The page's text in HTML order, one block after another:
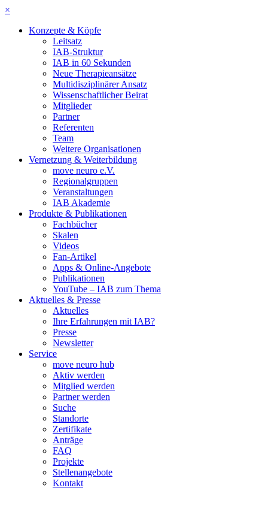
×
Konzepte & Köpfe
Leitsatz
IAB-Struktur
IAB in 60 Sekunden
Neue Therapieansätze
Multidisziplinärer Ansatz
Wissenschaftlicher Beirat
Mitglieder
Partner
Referenten
Team
Weitere Organisationen
Vernetzung & Weiterbildung
move neuro e.V.
Regionalgruppen
Veranstaltungen
IAB Akademie
Produkte & Publikationen
Fachbücher
Skalen
Videos
Fan-Artikel
Apps & Online-Angebote
Publikationen
YouTube – IAB zum Thema
Aktuelles & Presse
Aktuelles
Ihre Erfahrungen mit IAB?
Presse
Newsletter
Service
move neuro hub
Aktiv werden
Mitglied werden
Partner werden
Suche
Standorte
Zertifikate
Anträge
FAQ
Projekte
Stellenangebote
Kontakt